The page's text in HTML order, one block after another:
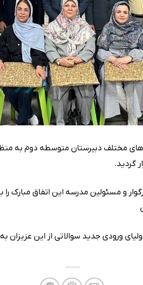
مختلف دبیرستان متوسطه دوم به
و مسئولین مدرسه این اتفاق مبارک را
ورودی جدید سوالاتی از این عزیزان